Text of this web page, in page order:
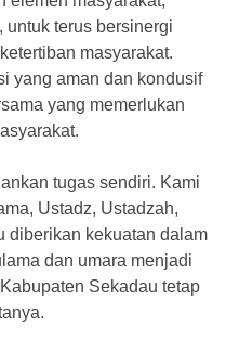
untuk terus bersinergi
masyarakat.
yang aman dan kondusif
yang memerlukan
tugas sendiri. Kami
Ustadz, Ustadzah,
diberikan kekuatan dalam
dan umara menjadi
Sekadau tetap